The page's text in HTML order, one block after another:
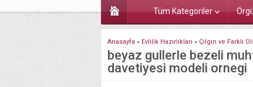
Tüm Kategoriler
Anasayfa » Evlilik Hazırlıkları » Çılgın ve Farklı
beyaz gullerle bezeli
davetiyesi modeli ornegi